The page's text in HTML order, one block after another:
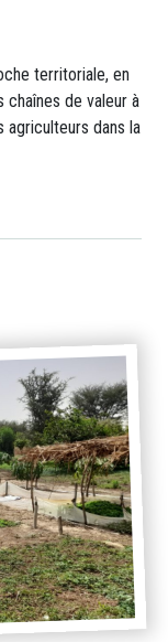
territoriale, en
de valeur à
dans la